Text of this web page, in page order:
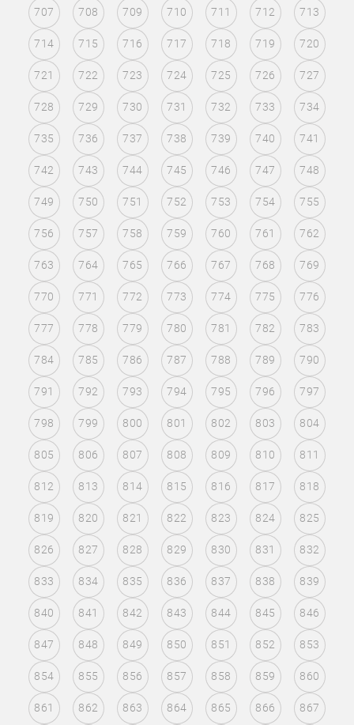
707 708 709 710 711 712 713
714 715 716 717 718 719 720
721 722 723 724 725 726 727
728 729 730 731 732 733 734
735 736 737 738 739 740 741
742 743 744 745 746 747 748
749 750 751 752 753 754 755
756 757 758 759 760 761 762
763 764 765 766 767 768 769
770 771 772 773 774 775 776
777 778 779 780 781 782 783
784 785 786 787 788 789 790
791 792 793 794 795 796 797
798 799 800 801 802 803 804
805 806 807 808 809 810 811
812 813 814 815 816 817 818
819 820 821 822 823 824 825
826 827 828 829 830 831 832
833 834 835 836 837 838 839
840 841 842 843 844 845 846
847 848 849 850 851 852 853
854 855 856 857 858 859 860
861 862 863 864 865 866 867